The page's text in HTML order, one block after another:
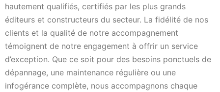
hautement qualifiés, certifiés par les plus grands
éditeurs et constructeurs du secteur. La fidélité de nos
clients et la qualité de notre accompagnement
témoignent de notre engagement à offrir un service
d’exception. Que ce soit pour des besoins ponctuels de
dépannage, une maintenance régulière ou une
infogérance complète, nous accompagnons chaque